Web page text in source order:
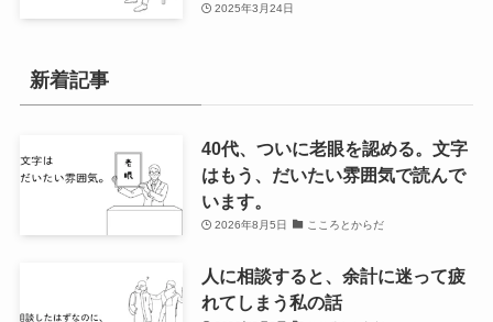
2025年3月24日
新着記事
40代、ついに老眼を認める。文字
はもう、だいたい雰囲気で読んで
います。
2026年8月5日 こころとからだ
人に相談すると、余計に迷って疲
れてしまう私の話